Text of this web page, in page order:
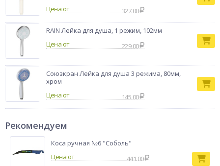
Цена от
327.00
RAIN Лейка для душа, 1 режим, 102мм
Цена от
229.00
Союзкран Лейка для душа 3 режима, 80мм,
хром
Цена от
145.00
Рекомендуем
Коса ручная №6 "Соболь"
441.00